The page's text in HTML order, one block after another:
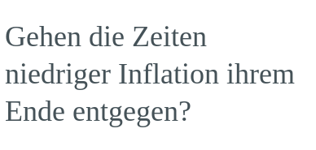
Gehen die Zeiten
niedriger Inflation ihrem
Ende entgegen?